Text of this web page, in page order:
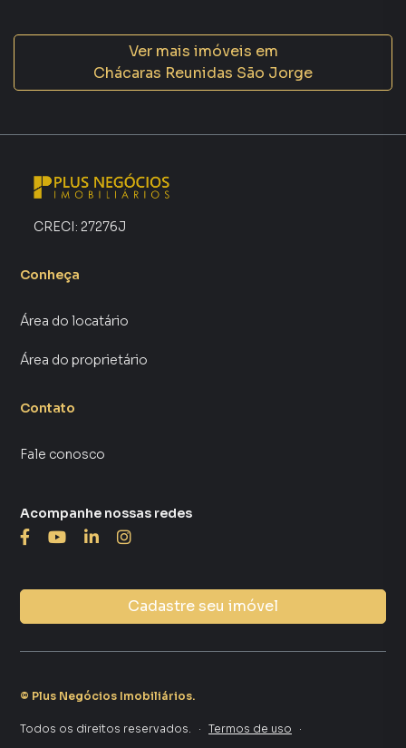
Ver mais imóveis em
Chácaras Reunidas São Jorge
CRECI: 27276J
Conheça
Área do locatário
Área do proprietário
Contato
Fale conosco
Cadastre seu imóvel
Acompanhe nossas redes
© Plus Negócios Imobiliários.
Todos os direitos reservados. · Termos de uso ·